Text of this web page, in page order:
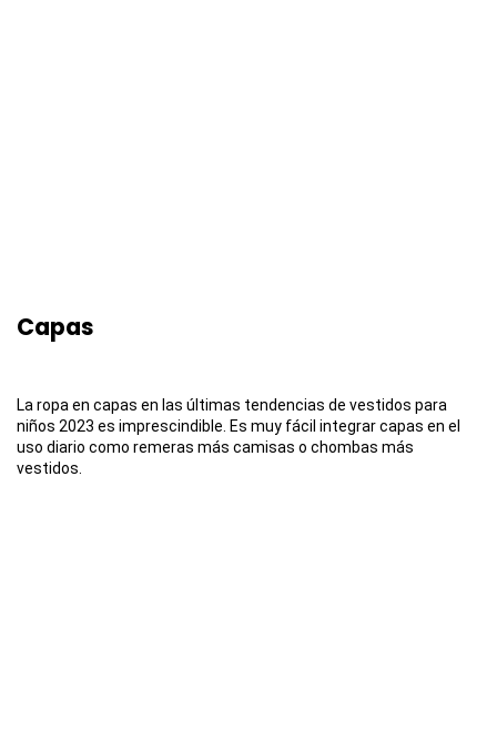
Capas
La ropa en capas en las últimas tendencias de vestidos para
niños 2023 es imprescindible. Es muy fácil integrar capas en el
uso diario como remeras más camisas o chombas más
vestidos.